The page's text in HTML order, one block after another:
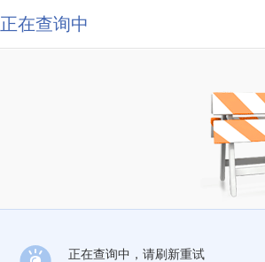
正在查询中
正在查询中，请刷新重试